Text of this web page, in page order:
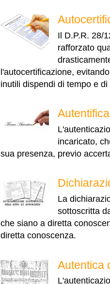
Il D.P.R. 28/
rafforzato
l'autocertificazione,
inutili dispendi di tempo e di
incaricato,
sua presenza, previo
La
sottoscritta
che siano a diretta
diretta conoscenza.
Autentica